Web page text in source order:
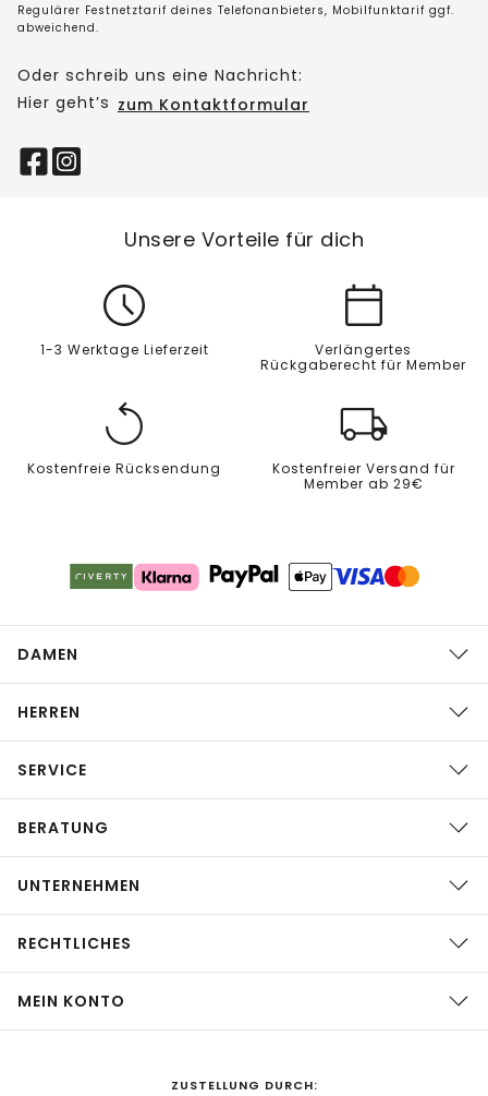
Regulärer Festnetztarif deines Telefonanbieters, Mobilfunktarif ggf.
abweichend.
Oder schreib uns eine Nachricht:
Hier geht’s zum Kontaktformular
Unsere Vorteile für dich
1-3 Werktage Lieferzeit
Verlängertes
Rückgaberecht für Member
Kostenfreie Rücksendung
Kostenfreier Versand für
Member ab 29€
DAMEN
HERREN
SERVICE
BERATUNG
UNTERNEHMEN
RECHTLICHES
MEIN KONTO
ZUSTELLUNG DURCH: